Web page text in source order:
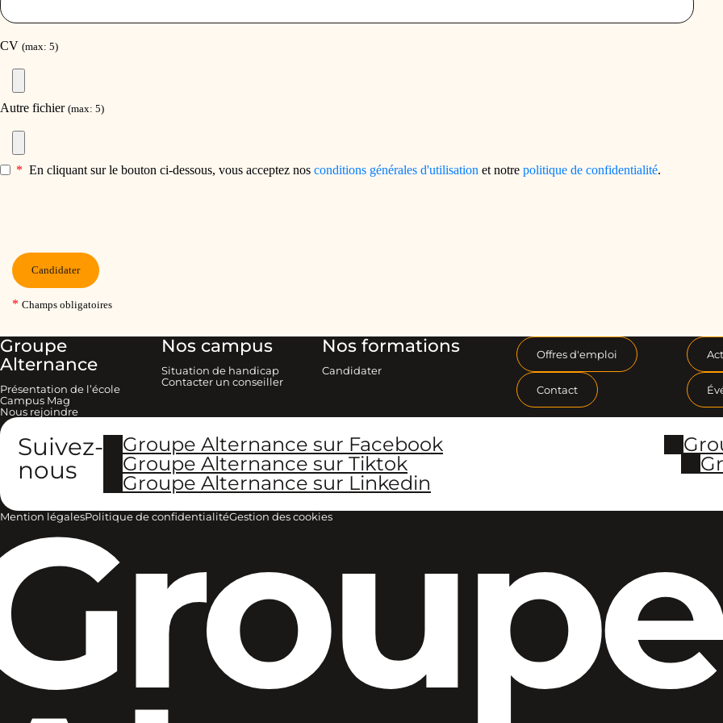
Groupe
Alternance
Présentation de l’école
Campus Mag
Nous rejoindre
Nos campus
Situation de handicap
Contacter un conseiller
Nos formations
Candidater
Offres d'emploi
Contact
Suivez-
nous
Groupe Alternance sur Facebook
Groupe Alternance sur Tiktok
Groupe Alternance sur Linkedin
Mention légalesPolitique de confidentialitéGestion des cookies